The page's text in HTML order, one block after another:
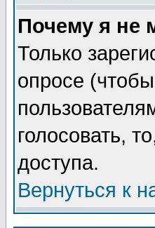
Почему я не
Только
опросе
голосовать,
доступа.
Вернуться к